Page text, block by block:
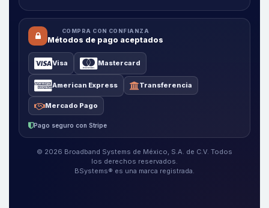
COMPRA CON CONFIANZA
Métodos de pago aceptados
Visa Mastercard
American Express Transferencia
Mercado Pago
Pago seguro con Stripe
© 2026 Broadband Systems de México, S.A. de C.V. Todos
los derechos reservados.
BSystems® es una marca registrada.